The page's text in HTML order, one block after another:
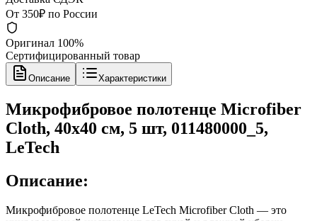
От 350₽ по России
Оригинал 100%
Сертифицированный товар
Описание Характеристики
Микрофибровое полотенце Microfiber
Cloth, 40x40 см, 5 шт, 011480000_5,
LeTech
Описание:
Микрофибровое полотенце LeTech Microfiber Cloth — это